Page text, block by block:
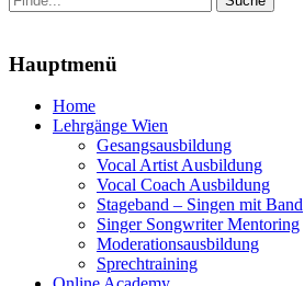
nach:
Hauptmenü
Zum
Inhalt
Home
Lehrgänge Wien
Gesangsausbildung
Vocal Artist Ausbildung
Vocal Coach Ausbildung
Stageband – Singen mit Band
Singer Songwriter Mentoring
Moderationsausbildung
Sprechtraining